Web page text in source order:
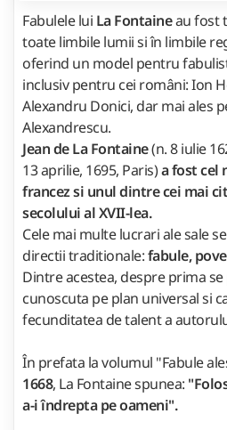
Fabulele lui La Fontaineau fost
toate limbile lumii si în limbile
oferind un model pentru
inclusiv pentru cei români: Ion
Alexandru Donici, dar mai ales
Alexandrescu.
Jean de La Fontaine(n. 8 iulie
13 aprilie, 1695, Paris)a fost cel
francez si unul dintre cei mai
secolului al XVII-lea.
Cele mai multe lucrari ale sale
directii traditionale:fabule,
Dintre acestea, despre prima
cunoscuta pe plan universal si
fecunditatea de talent a
În prefata la volumul "Fabule
1668, La Fontaine spunea:
a-i îndrepta pe oameni".